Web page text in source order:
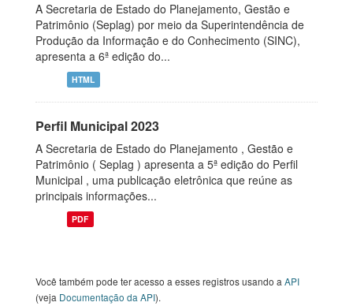
A Secretaria de Estado do Planejamento, Gestão e
Patrimônio (Seplag) por meio da Superintendência de
Produção da Informação e do Conhecimento (SINC),
apresenta a 6ª edição do...
HTML
Perfil Municipal 2023
A Secretaria de Estado do Planejamento , Gestão e
Patrimônio ( Seplag ) apresenta a 5ª edição do Perfil
Municipal , uma publicação eletrônica que reúne as
principais informações...
PDF
Você também pode ter acesso a esses registros usando a API
(veja Documentação da API).